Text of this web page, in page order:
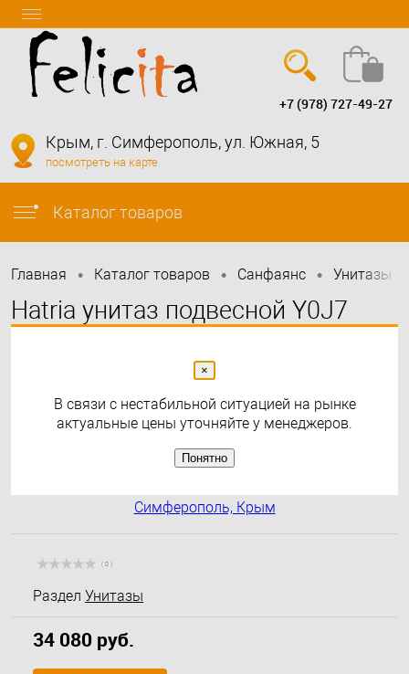
info@felicita-crimea.ru
+7 (978) 727-49-27
Крым, г. Симферополь, ул. Южная, 5
посмотреть на карте
Каталог товаров
Главная • Каталог товаров • Санфаянс • Унитазы
Hatria унитаз подвесной Y0J7
( 0 )
Раздел Унитазы
34 080 руб.
×
В связи с нестабильной ситуацией на рынке
актуальные цены уточняйте у менеджеров.
Понятно